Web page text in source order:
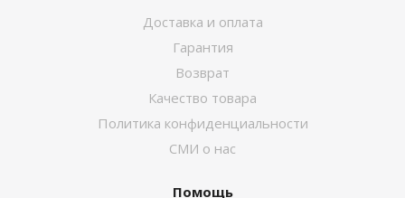
Доставка и оплата
Гарантия
Возврат
Качество товара
Политика конфиденциальности
СМИ о нас
Помощь